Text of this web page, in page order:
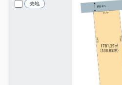
売地